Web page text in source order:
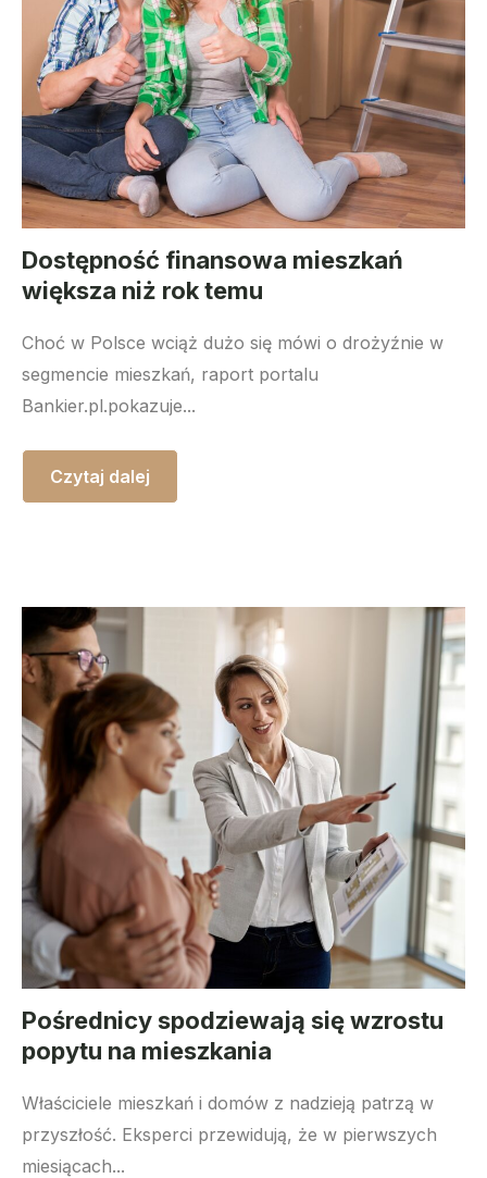
Dostępność finansowa mieszkań
większa niż rok temu
Choć w Polsce wciąż dużo się mówi o drożyźnie w
segmencie mieszkań, raport portalu
Bankier.pl.pokazuje...
Czytaj dalej
Pośrednicy spodziewają się wzrostu
popytu na mieszkania
Właściciele mieszkań i domów z nadzieją patrzą w
przyszłość. Eksperci przewidują, że w pierwszych
miesiącach...